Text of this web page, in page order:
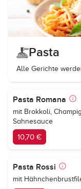
Pasta
Alle Gerichte
Pasta Romana
mit Brokkoli,
Sahnesauce
10,70 €
Pasta Rossi
mit